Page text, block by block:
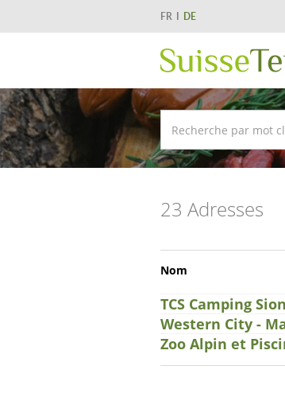
FR DE
23 Adresses
Nom
TCS Camping Sion
Western City -
Zoo Alpin et